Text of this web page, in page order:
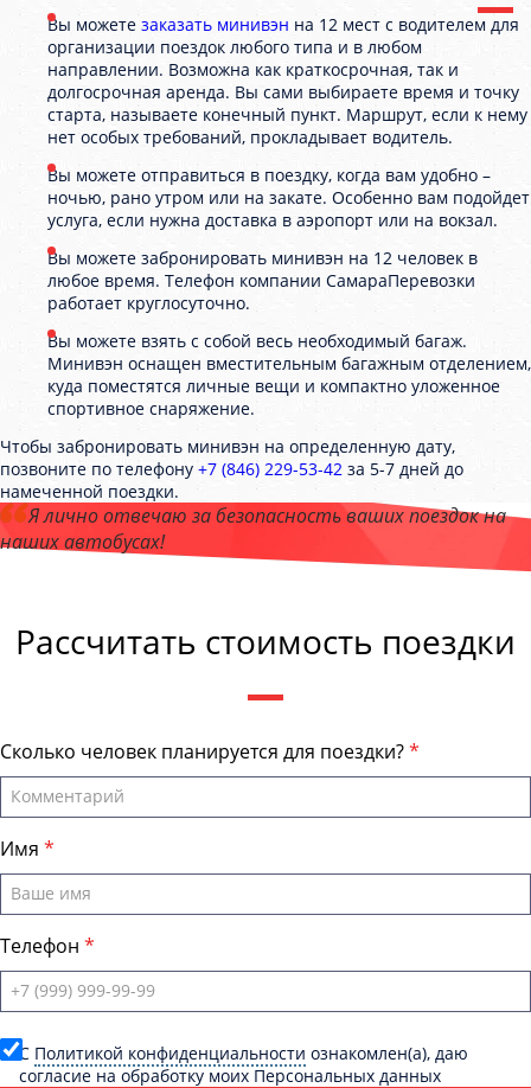
Вы можете заказать минивэн на 12 мест с водителем для
организации поездок любого типа и в любом
направлении. Возможна как краткосрочная, так и
долгосрочная аренда. Вы сами выбираете время и точку
старта, называете конечный пункт. Маршрут, если к нему
нет особых требований, прокладывает водитель.
Вы можете отправиться в поездку, когда вам удобно –
ночью, рано утром или на закате. Особенно вам подойдет
услуга, если нужна доставка в аэропорт или на вокзал.
Вы можете забронировать минивэн на 12 человек в
любое время. Телефон компании СамараПеревозки
работает круглосуточно.
Вы можете взять с собой весь необходимый багаж.
Минивэн оснащен вместительным багажным отделением,
куда поместятся личные вещи и компактно уложенное
спортивное снаряжение.
Чтобы забронировать минивэн на определенную дату,
позвоните по телефону +7 (846) 229-53-42 за 5-7 дней до
намеченной поездки.
Я лично отвечаю за безопасность ваших поездок на
наших автобусах!
Рассчитать стоимость поездки
Сколько человек планируется для поездки?
Имя
Телефон
C Политикой конфиденциальности ознакомлен(а), даю
согласие на обработку моих Персональных данных